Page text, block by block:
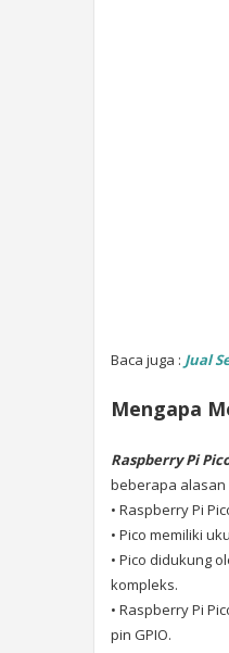
Baca juga : Jual
Mengapa
Raspberry Pi
beberapa alasan
• Raspberry Pi
• Pico memiliki
• Pico didukung
kompleks.
• Raspberry Pi
pin GPIO.